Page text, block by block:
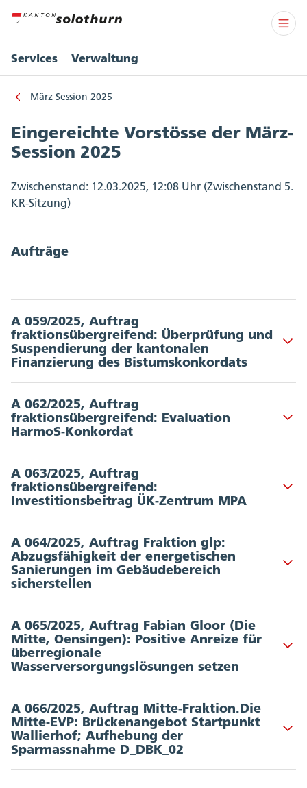
Services Verwaltung
März Session 2025
Eingereichte Vorstösse der März-
Session 2025
Zwischenstand: 12.03.2025, 12:08 Uhr (Zwischenstand 5.
KR-Sitzung)
Aufträge
A 059/2025, Auftrag
fraktionsübergreifend: Überprüfung und
Suspendierung der kantonalen
Finanzierung des Bistumskonkordats
Akkordeon Button
Dokumente :
A 062/2025, Auftrag
fraktionsübergreifend: Evaluation
HarmoS-Konkordat
Akkordeon Button
Dokumente :
A 063/2025, Auftrag
fraktionsübergreifend:
Investitionsbeitrag ÜK-Zentrum MPA
Akkordeon Button
Dokumente:
Vorstoss vom 12.03.2025
A 064/2025, Auftrag Fraktion glp:
Abzugsfähigkeit der energetischen
Sanierungen im Gebäudebereich
sicherstellen
Akkordeon Button
Dokumente:
Vorstoss vom 12.03.2025
A 065/2025, Auftrag Fabian Gloor (Die
Mitte, Oensingen): Positive Anreize für
überregionale
Wasserversorgungslösungen setzen
Akkordeon Button
Dokumente
Vorstoss vom 12.03.2025
A 066/2025, Auftrag Mitte-Fraktion.Die
Mitte-EVP: Brückenangebot Startpunkt
Wallierhof; Aufhebung der
Sparmassnahme D_DBK_02
Akkordeon Button